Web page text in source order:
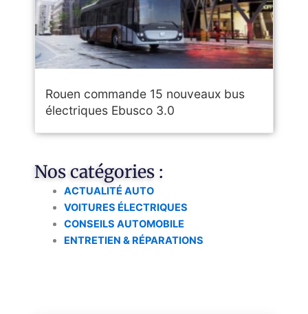
Rouen commande 15 nouveaux bus
électriques Ebusco 3.0
Nos catégories :
ACTUALITÉ AUTO
VOITURES ÉLECTRIQUES
CONSEILS AUTOMOBILE
ENTRETIEN & RÉPARATIONS